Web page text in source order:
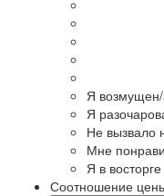
Я
Я
Не вызвало
Мне
Я в восторге
Соотношение